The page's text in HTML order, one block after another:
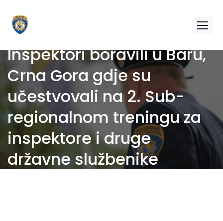
Inspektori boravili u Baru,
Crna Gora gdje su
učestvovali na 2. Sub-
regionalnom treningu za
inspektore i druge
državne službenike